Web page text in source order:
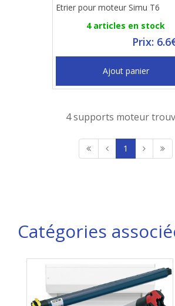
Etrier pour moteur Simu T6
4 articles en stock
Prix:
Ajout panier
4 supports moteur
1
Catégories